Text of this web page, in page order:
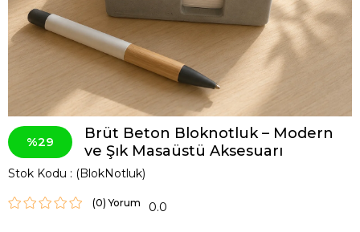
29
Brüt Beton Bloknotluk – Modern
ve Şık Masaüstü Aksesuarı
Stok Kodu (BlokNotluk)
(0) 0.0